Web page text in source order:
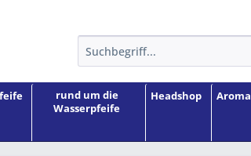
rund um die
Wasserpfeife
Headshop Aroma